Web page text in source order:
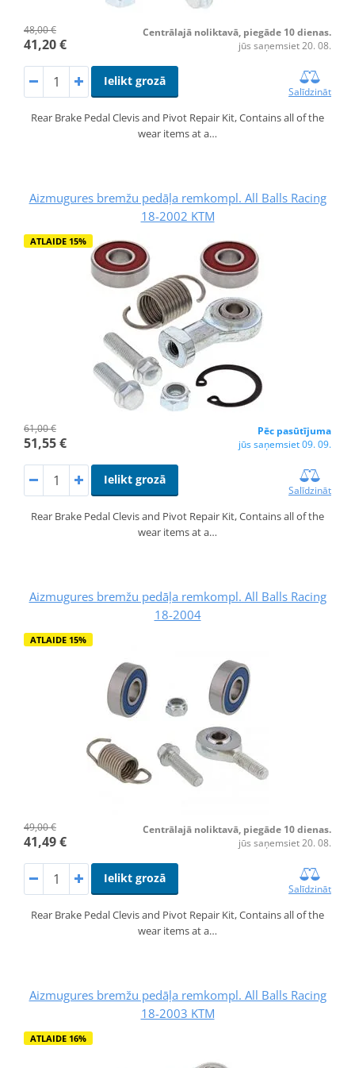
48,00 €
41,20 €
Centrālajā noliktavā, piegāde 10 dienas.
jūs saņemsiet 20. 08.
Ielikt grozā
Salīdzināt
Rear Brake Pedal Clevis and Pivot Repair Kit, Contains all of the
wear items at a…
Aizmugures bremžu pedāļa remkompl. All Balls Racing
18-2002 KTM
ATLAIDE 15%
61,00 €
51,55 €
Pēc pasūtījuma
jūs saņemsiet 09. 09.
Ielikt grozā
Salīdzināt
Rear Brake Pedal Clevis and Pivot Repair Kit, Contains all of the
wear items at a…
Aizmugures bremžu pedāļa remkompl. All Balls Racing
18-2004
ATLAIDE 15%
49,00 €
41,49 €
Centrālajā noliktavā, piegāde 10 dienas.
jūs saņemsiet 20. 08.
Ielikt grozā
Salīdzināt
Rear Brake Pedal Clevis and Pivot Repair Kit, Contains all of the
wear items at a…
Aizmugures bremžu pedāļa remkompl. All Balls Racing
18-2003 KTM
ATLAIDE 16%